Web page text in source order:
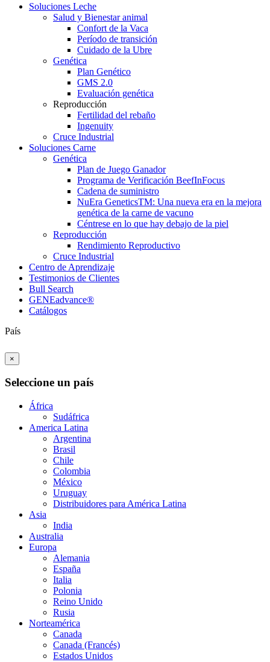
Soluciones Leche
Salud y Bienestar animal
Confort de la Vaca
Período de transición
Cuidado de la Ubre
Genética
Plan Genético
GMS 2.0
Evaluación genética
Reproducción
Fertilidad del rebaño
Ingenuity
Cruce Industrial
Soluciones Carne
Genética
Plan de Juego Ganador
Programa de Verificación BeefInFocus
Cadena de suministro
NuEra GeneticsTM: Una nueva era en la mejora
genética de la carne de vacuno
Céntrese en lo que hay debajo de la piel
Reproducción
Rendimiento Reproductivo
Cruce Industrial
Centro de Aprendizaje
Testimonios de Clientes
Bull Search
GENEadvance®
Catálogos
País
×
Seleccione un país
África
Sudáfrica
America Latina
Argentina
Brasil
Chile
Colombia
México
Uruguay
Distribuidores para América Latina
Asia
India
Australia
Europa
Alemania
España
Italia
Polonia
Reino Unido
Rusia
Norteamérica
Canada
Canada (Francés)
Estados Unidos